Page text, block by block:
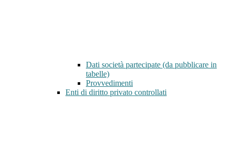
Dati società partecipate (da pubblicare in
tabelle)
Provvedimenti
Enti di diritto privato controllati